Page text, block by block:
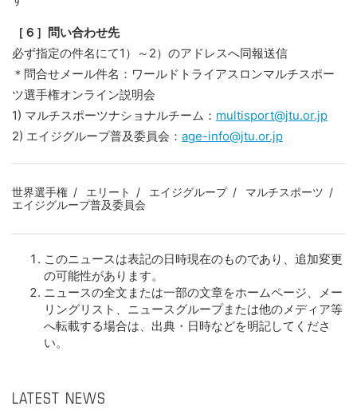
［６］問い合わせ先
必ず指定の件名にて1）～2）のアドレスへ同報送信
＊問合せメール件名：ワールドトライアスロンマルチスポー
ツ選手権オンライン説明会
1) マルチスポーツナショナルチーム： multisport@jtu.or.jp
2) エイジグループ普及委員会： age-info@jtu.or.jp
世界選手権 エリート エイジグループ
マルチスポーツ
エイジグループ普及委員会
このニュースは表記の日時現在のものであり、追加変更
の可能性があります。
ニュースの全文または一部の文章をホームページ、メー
リングリスト、ニュースグループまたは他のメディア等
へ転載する場合は、出典・日時などを明記してくださ
い。
LATEST NEWS